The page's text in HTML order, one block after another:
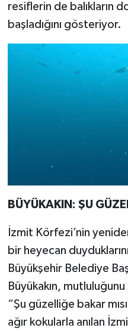
resiflerin de balıkların
başladığını gösteriyor.
BÜYÜKAKIN: ŞU
İzmit Körfezi’nin
bir heyecan
Büyükşehir Belediye
Büyükakın,
“Şu güzelliğe bakar
ağır kokularla anılan